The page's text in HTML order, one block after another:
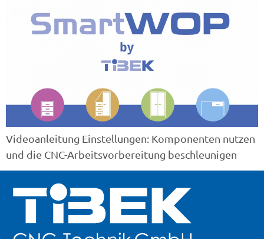
Videoanleitung Einstellungen: Komponenten nutzen
und die CNC-Arbeitsvorbereitung beschleunigen